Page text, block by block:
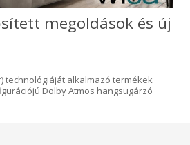
megoldások és új
technológiáját alkalmazó termékek
Dolby Atmos hangsugárzó